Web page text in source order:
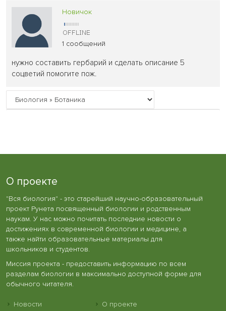
Новичок
1 сообщений
нужно составить гербарий и сделать описание 5
соцветий помогите пож.
О проекте
"Вся биология" - это старейший научно-образовательный
проект Рунета посвященный биологии и родственным
наукам. У нас можно почитать последние новости о
достижениях в современной биологии и медицине, а
также найти образовательные материалы для
школьников и студентов.
Миссия проекта - предоставить информацию по всем
разделам биологии в максимально доступной форме для
обычного читателя.
Новости О проекте